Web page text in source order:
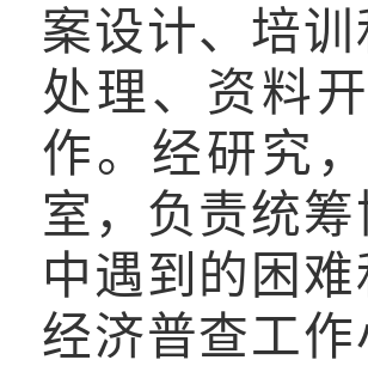
案设计、培
处理、资料
作。经研究
室，负责统
中遇到的困
经济普查工作